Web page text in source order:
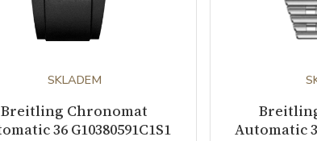
SKLADEM
Breitling Chronomat
36 G10380591C1S1
Automatic